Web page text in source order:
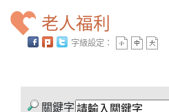
老人福利
字級設定：
關鍵字